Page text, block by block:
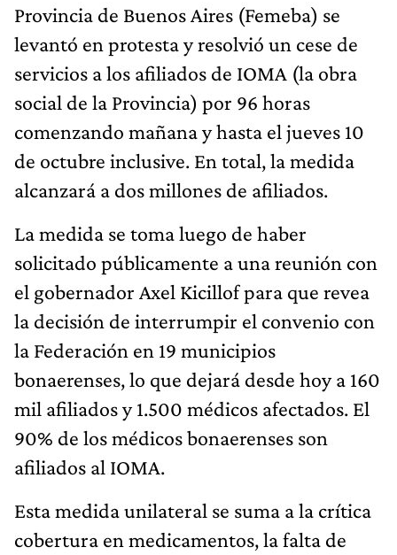
Provincia de Buenos Aires (Femeba) se
levantó en protesta y resolvió un cese de
servicios a los afiliados de IOMA (la obra
social de la Provincia) por 96 horas
comenzando mañana y hasta el jueves 10
de octubre inclusive. En total, la medida
alcanzará a dos millones de afiliados.
La medida se toma luego de haber
solicitado públicamente a una reunión con
el gobernador Axel Kicillof para que revea
la decisión de interrumpir el convenio con
la Federación en 19 municipios
bonaerenses, lo que dejará desde hoy a 160
mil afiliados y 1.500 médicos afectados. El
90% de los médicos bonaerenses son
afiliados al IOMA.
Esta medida unilateral se suma a la crítica
cobertura en medicamentos, la falta de